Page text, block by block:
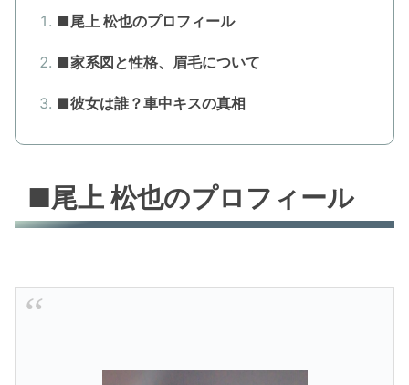
■尾上 松也のプロフィール
■家系図と性格、眉毛について
■彼女は誰？車中キスの真相
■尾上 松也のプロフィール